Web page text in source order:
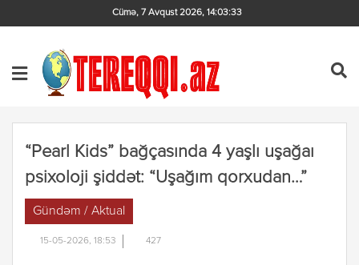
Cümə, 7 Avqust 2026,14:03:34
“Pearl Kids” bağçasında 4 yaşlı uşağaı
psixoloji şiddət: “Uşağım qorxudan…”
Gündəm / Aktual
15-05-2026, 18:53 427